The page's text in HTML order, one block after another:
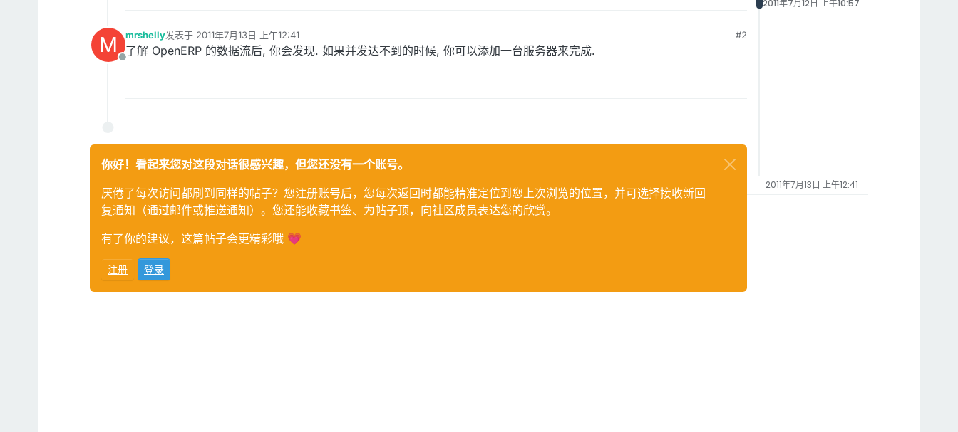
M
离线
mrshelly发表于 2011年7月13日 上午12:41
最后由 编辑
#2
了解 OpenERP 的数据流后, 你会发现. 如果并发达不到的时候, 你可以添加一台服务器来完成.
你好！看起来您对这段对话很感兴趣，但您还没有一个账号。
厌倦了每次访问都刷到同样的帖子？您注册账号后，您每次返回时都能精准定位到您上次浏览的位置，并可选择接收新回
复通知（通过邮件或推送通知）。您还能收藏书签、为帖子顶，向社区成员表达您的欣赏。
有了你的建议，这篇帖子会更精彩哦 💗
注册 登录
2011年7月12日 上午10:57
2011年7月13日 上午12:41